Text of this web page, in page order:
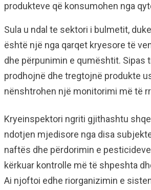
produkteve që konsumohen nga
Sula u ndal te sektori i bulmetit,
është një nga qarqet kryesore të
dhe përpunimin e qumështit. Sipas
prodhojnë dhe tregtojnë produkte
nënshtrohen një monitorimi më të
Kryeinspektori ngriti gjithashtu
ndotjen mjedisore nga disa
naftës dhe përdorimin e
kërkuar kontrolle më të shpeshta
Ai njoftoi edhe riorganizimin e